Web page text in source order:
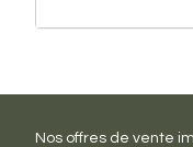
Nos offres de vente